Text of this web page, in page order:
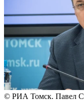
© РИА Томск. Павел